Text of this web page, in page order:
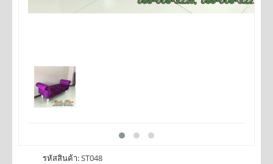
รหัสสินค้า:ST048